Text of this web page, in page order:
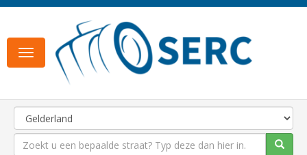
Toggle
navigation